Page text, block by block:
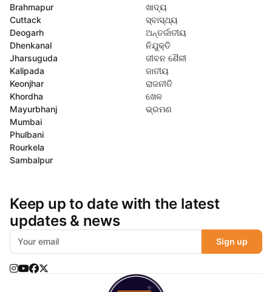
Brahmapur
Cuttack
Deogarh
Dhenkanal
Jharsuguda
Kalipada
Keonjhar
Khordha
Mayurbhanj
Mumbai
Phulbani
Rourkela
Sambalpur
ଖାଦ୍ୟ
ସ୍ବାସ୍ଥ୍ୟ
ଅନ୍ତର୍ଜାତୀୟ
ନିଯୁକ୍ତି
ଜୀବନ ଶୈଳୀ
ଜାତୀୟ
ରାଜନୀତି
ଖେଳ
ଭ୍ରମଣ
Keep up to date with the latest
updates & news
Sign up